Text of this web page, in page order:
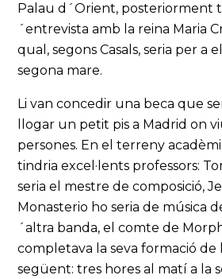
Palau d´Orient, posteriorment
´entrevista amb la reina Maria
qual, segons Casals, seria per a
segona mare.
Li van concedir una beca que
llogar un petit pis a Madrid on
persones. En el terreny
tindria excel·lents professors:
seria el mestre de composició,
Monasterio ho seria de música
´altra banda, el comte de
completava la seva formació de
següent: tres hores al matí a la